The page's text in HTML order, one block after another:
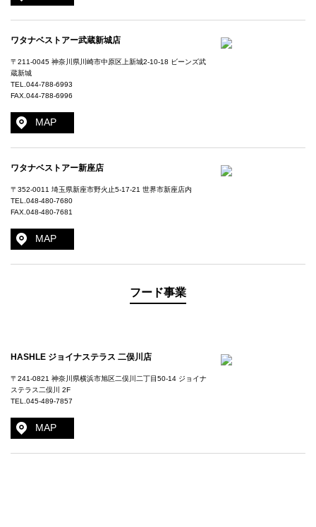
ワタナベストアー武蔵新城店
〒211-0045 神奈川県川崎市中原区上新城2-10-18 ビーンズ武
蔵新城
TEL. 044-788-6993
FAX.044-788-6996
MAP
ワタナベストアー新座店
〒352-0011 埼玉県新座市野火止5-17-21 世界市新座店内
TEL. 048-480-7680
FAX.048-480-7681
MAP
フード事業
HASHLE ジョイナステラス 二俣川店
〒241-0821 神奈川県横浜市旭区二俣川二丁目50-14 ジョイナ
ステラス二俣川 2F
TEL. 045-489-7857
MAP